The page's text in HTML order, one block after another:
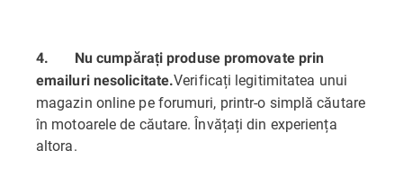
4. Nu cumpărați produse promovate prin
emailuri nesolicitate.Verificați legitimitatea unui
magazin online pe forumuri, printr-o simplă căutare
în motoarele de căutare. Învățați din experiența
altora.